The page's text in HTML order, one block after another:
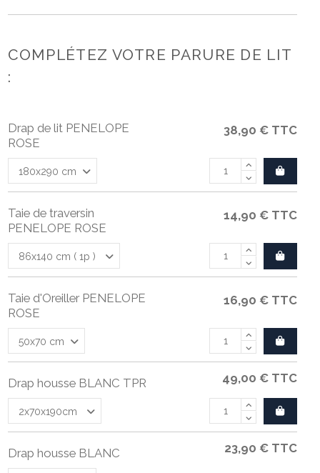
COMPLÉTEZ VOTRE PARURE DE LIT
:
Drap de lit PENELOPE
ROSE
38,90 € TTC
Taie de traversin
PENELOPE ROSE
14,90 € TTC
Taie d'Oreiller PENELOPE
ROSE
16,90 € TTC
Drap housse BLANC TPR 49,00 € TTC
Drap housse BLANC 23,90 € TTC